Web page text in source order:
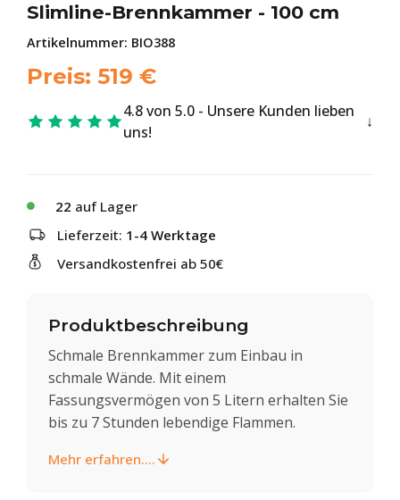
Slimline-Brennkammer - 100 cm
Artikelnummer: BIO388
Preis: 519 €
4.8 von 5.0 - Unsere Kunden lieben
uns!
22 auf Lager
Lieferzeit: 1-4 Werktage
Versandkostenfrei ab 50€
Produktbeschreibung
Schmale Brennkammer zum Einbau in
schmale Wände. Mit einem
Fassungsvermögen von 5 Litern erhalten Sie
bis zu 7 Stunden lebendige Flammen.
Mehr erfahren....